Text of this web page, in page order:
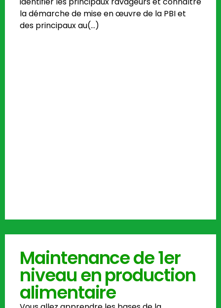
la démarche de mise en œuvre de la PBI et
des principaux au(…)
Maintenance de 1er
niveau en production
alimentaire